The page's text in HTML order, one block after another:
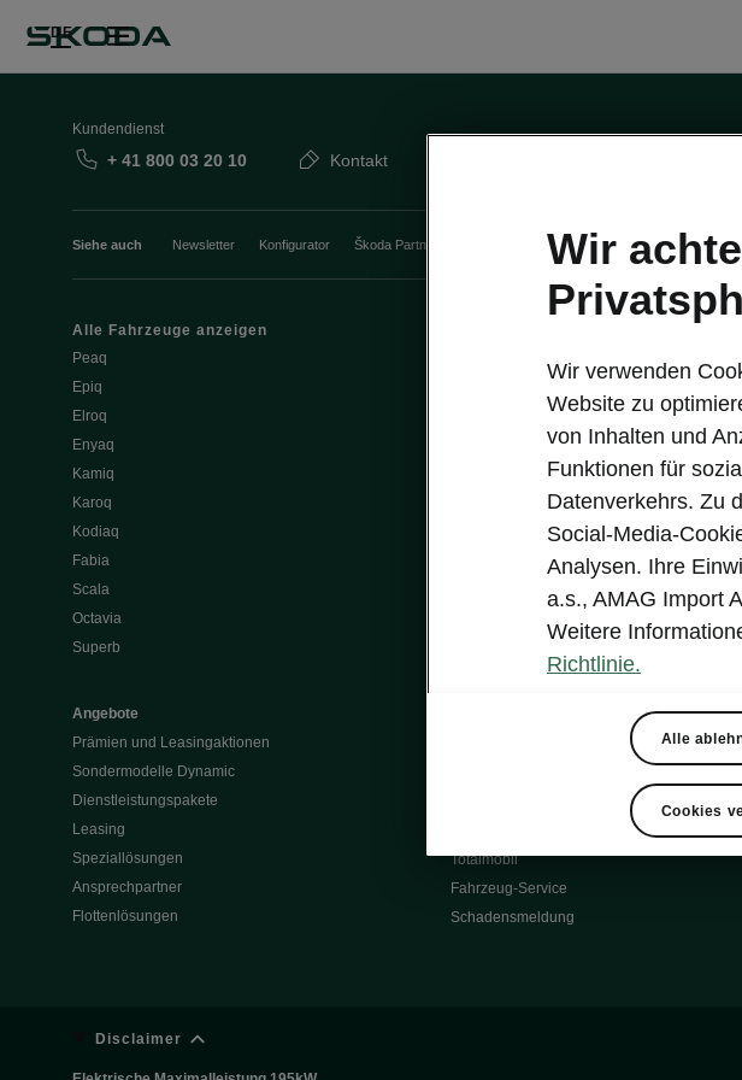
DE
Kundendienst
+ 41 800 03 20 10 Kontakt
Siehe auch Newsletter Konfigurator Škoda Partner
Alle Fahrzeuge anzeigen
Peaq
Epiq
Elroq
Enyaq
Kamiq
Karoq
Kodiaq
Fabia
Scala
Octavia
Superb
Angebote
Prämien und Leasingaktionen
Sondermodelle Dynamic
Dienstleistungspakete
Leasing
Speziallösungen
Ansprechpartner
Flottenlösungen
Software Update
ME3.7 Software Update
Öffentliches Laden
Zuhause laden
Batterie und Reichweite
Škoda Vision O
Totalmobil
Fahrzeug-Service
Schadensmeldung
Disclaimer
Wir
Wir verwenden
Website zu
von Inhalten und
Funktionen für
Datenverkehrs. Zu
Social-Media-
Analysen. Ihre
a.s., AMAG Import
Weitere
Richtlinie.
Alle
Cookies